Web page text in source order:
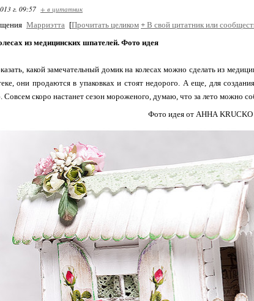
г. 09:57 + в цитатник
Марриэтта [Прочитать целиком + В свой цитатник или
из медицинских шпателей. Фото идея
какой замечательный домик на колесах можно сделать из
они продаются в упаковках и стоят недорого. А еще, для
скоро настанет сезон мороженого, думаю, что за лето можно
Фото идея от АННА KRUCKO